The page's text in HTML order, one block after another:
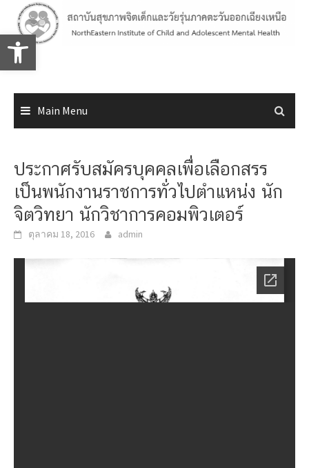
Open toolbar
content
Main Menu
ประกาศรับสมัครบุคคลเพื่อเลือกสรร
เป็นพนักงานราชการทั่วไปตำแหน่ง นัก
จิตวิทยา นักวิชาการคอมพิวเตอร์
ตุลาคม 18, 2016 admin